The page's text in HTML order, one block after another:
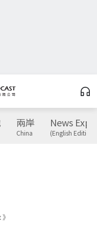
兩岸
China
News
(English Edition)